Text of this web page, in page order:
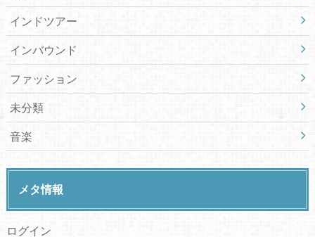
インドツアー
インバウンド
ファッション
未分類
音楽
メタ情報
ログイン